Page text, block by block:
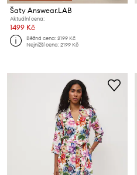
Šaty Answear.LAB
Aktuální cena:
1499 Kč
Běžná cena:2199 Kč
Nejnižší cena:2199 Kč